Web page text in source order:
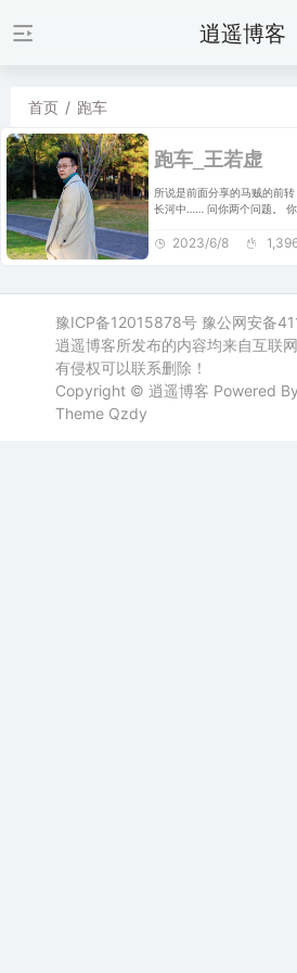
逍遥博客
首页 / 跑车
跑车_王若虚
所说是前面分享的马贼的前
长河中…… 问你两个问题。 你
2023/6/8
豫ICP备12015878号 豫公网安备
逍遥博客所发布的内容均来自互联
有侵权可以联系删除！
Copyright © 逍遥博客 Powered
Theme Qzdy